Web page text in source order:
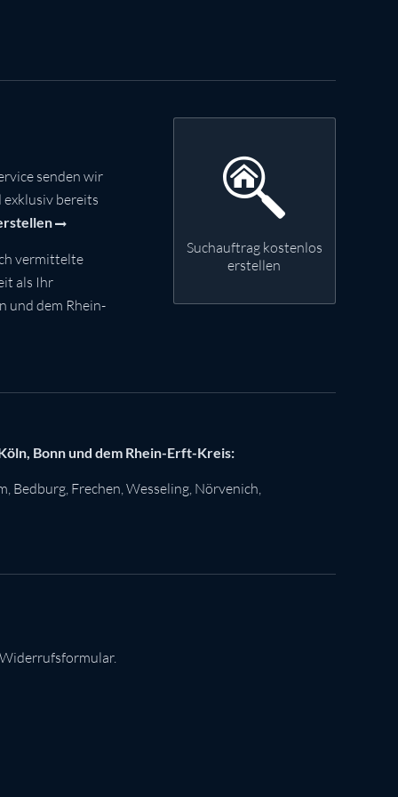
senden wir
bereits
vermittelte
als Ihr
und dem Rhein-
Suchauftrag kostenlos
erstellen
Bonn und dem Rhein-Erft-Kreis:
Bedburg Frechen Wesseling Nörvenich